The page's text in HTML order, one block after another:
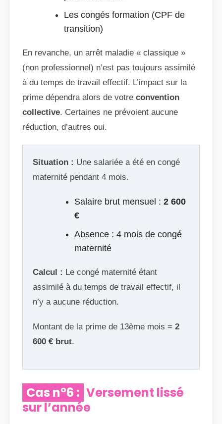
Les congés formation (CPF de
transition)
En revanche, un arrêt maladie « classique »
(non professionnel) n’est pas toujours assimilé
à du temps de travail effectif. L’impact sur la
prime dépendra alors de votre convention
collective. Certaines ne prévoient aucune
réduction, d’autres oui.
Situation : Une salariée a été en congé
maternité pendant 4 mois.
Salaire brut mensuel : 2 600
€
Absence : 4 mois de congé
maternité
Calcul : Le congé maternité étant
assimilé à du temps de travail effectif, il
n’y a aucune réduction.
Montant de la prime de 13ème mois = 2
600 € brut.
Cas n°6 : Versement lissé
sur l’année